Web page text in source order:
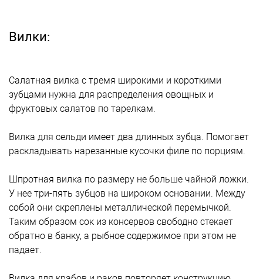
Вилки:
Салатная вилка с тремя широкими и короткими
зубцами нужна для распределения овощных и
фруктовых салатов по тарелкам.
Вилка для сельди имеет два длинных зубца. Помогает
раскладывать нарезанные кусочки филе по порциям.
Шпротная вилка по размеру не больше чайной ложки.
У нее три-пять зубцов на широком основании. Между
собой они скреплены металлической перемычкой.
Таким образом сок из консервов свободно стекает
обратно в банку, а рыбное содержимое при этом не
падает.